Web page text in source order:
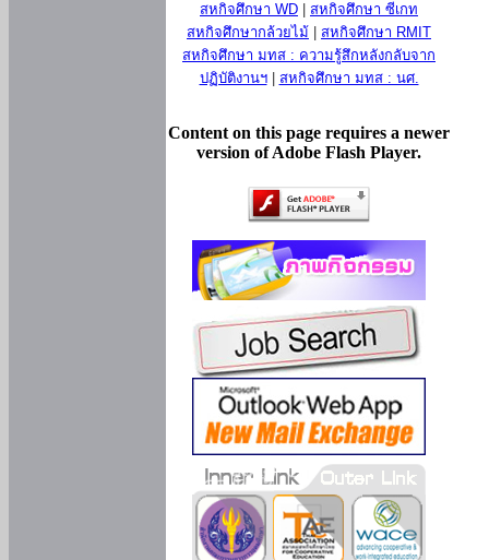
สหกิจศึกษา WD
สหกิจศึกษา ซีเกท
สหกิจศึกษากล้วยไม้
สหกิจศึกษา RMIT
สหกิจศึกษา มทส : ความรู้สึกหลังกลับจาก
ปฏิบัติงานฯ| สหกิจศึกษา มทส : นศ.
Content on this page requires a newer
version of Adobe Flash Player.